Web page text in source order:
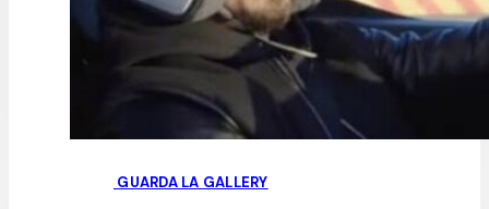
GUARDA LA GALLERY